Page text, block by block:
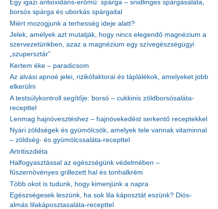
Egy igazi antioxidáns-erőmű: spárga – snidlinges spárgasaláta,
borsós spárga és uborkás spárgaital
Miért mozogjunk a terhesség ideje alatt?
Jelek, amelyek azt mutatják, hogy nincs elegendő magnézium a
szervezetünkben, azaz a magnézium egy szívegészségügyi
„szupersztár”
Kertem éke – paradicsom
Az alvási apnoé jelei, rizikófaktorai és táplálékok, amelyeket jobb
elkerülni
A testsúlykontroll segítője: borsó – cukkinis zöldborsósaláta-
recepttel
Lenmag hajnövesztéshez – hajnövekedést serkentő receptekkel
Nyári zöldségek és gyümölcsök, amelyek tele vannak vitaminnal
– zöldség- és gyümölcssaláta-recepttel
Artritiszdiéta
Halfogyasztással az egészségünk védelmében –
fűszernövényes grillezett hal és tonhalkrém
Több okot is tudunk, hogy kimenjünk a napra
Egészségesek leszünk, ha sok lila káposztát eszünk? Diós-
almás lilakáposztasaláta-recepttel